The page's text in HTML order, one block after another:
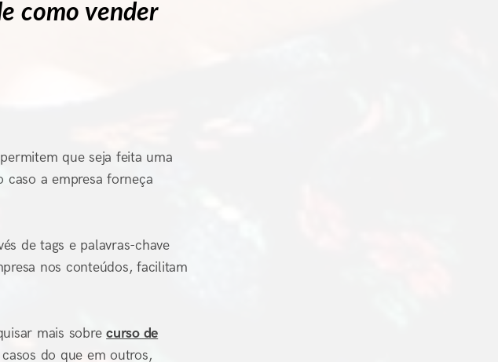
como vender
que seja feita uma
a empresa forneça
de tags e palavras-chave
nos conteúdos, facilitam
mais sobrecurso de
do que em outros,